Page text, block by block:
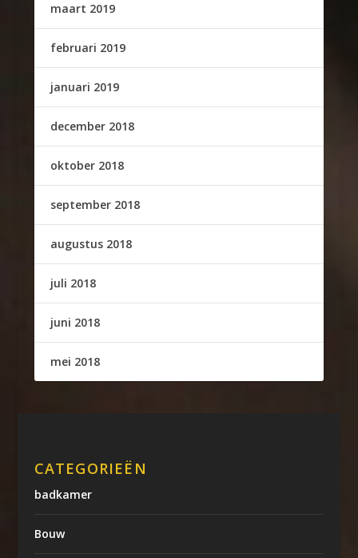
maart 2019
februari 2019
januari 2019
december 2018
oktober 2018
september 2018
augustus 2018
juli 2018
juni 2018
mei 2018
CATEGORIEËN
badkamer
Bouw